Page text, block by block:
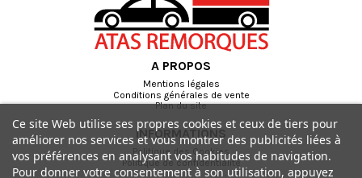
A PROPOS
Mentions légales
Conditions générales de vente
Plan du site
INFORMATIONS
Politique des Cookies
Politique de confidentialité
Ce site Web utilise ses propres cookies et ceux de tiers pour
améliorer nos services et vous montrer des publicités liées à
vos préférences en analysant vos habitudes de navigation.
Pour donner votre consentement à son utilisation, appuyez